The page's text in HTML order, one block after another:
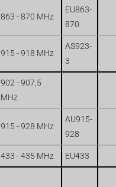
863 - 870 MHz
EU863-
870
915 - 918 MHz
AS923-
3
902 - 907,5
MHz
915 - 928 MHz
AU915-
928
433 - 435 MHz EU433